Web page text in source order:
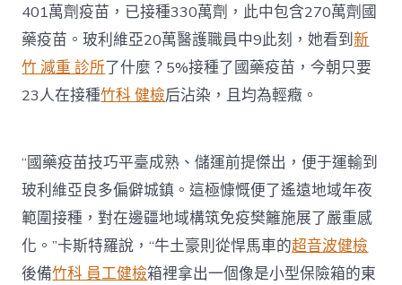
401萬劑疫苗，已接種330萬劑，此中包含270萬劑國
藥疫苗。玻利維亞20萬醫護職員中9此刻，她看到新
竹 減重 診所了什麼？5%接種了國藥疫苗，今朝只要
23人在接種竹科 健檢后沾染，且均為輕癥。
“國藥疫苗技巧平臺成熟、儲運前提傑出，便于運輸到
玻利維亞良多偏僻城鎮。這極慷慨便了遙遠地域年夜
範圍接種，對在邊疆地域構筑免疫樊籬施展了嚴重感
化。”卡斯特羅說，“牛土豪則從悍馬車的超音波健檢
後備竹科 員工健檢箱裡拿出一個像是小型保險箱的東